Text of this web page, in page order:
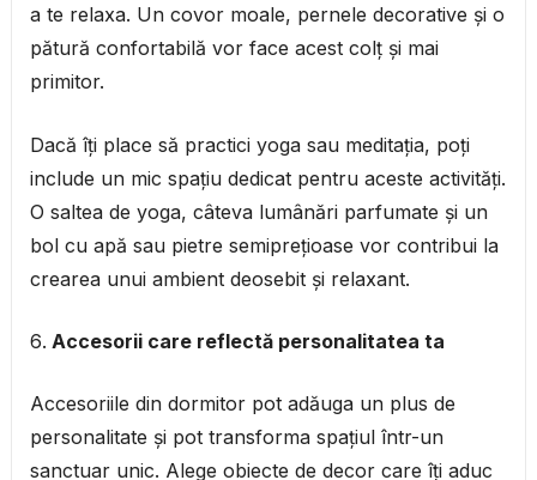
a te relaxa. Un covor moale, pernele decorative și o
pătură confortabilă vor face acest colț și mai
primitor.
Dacă îți place să practici yoga sau meditația, poți
include un mic spațiu dedicat pentru aceste activități.
O saltea de yoga, câteva lumânări parfumate și un
bol cu apă sau pietre semiprețioase vor contribui la
crearea unui ambient deosebit și relaxant.
Accesorii care reflectă personalitatea ta
Accesoriile din dormitor pot adăuga un plus de
personalitate și pot transforma spațiul într-un
sanctuar unic. Alege obiecte de decor care îți aduc